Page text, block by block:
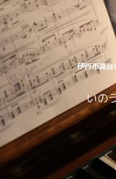
伊丹市高台
いの